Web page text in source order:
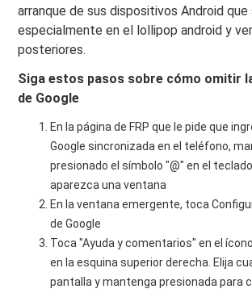
arranque de sus dispositivos Android
especialmente en el lollipop android y
posteriores.
Siga estos pasos sobre cómo omitir
de Google
En la página de FRP que le pide que
Google sincronizada en el teléfono,
presionado el símbolo "@" en el
aparezca una ventana
En la ventana emergente, toca
de Google
Toca "Ayuda y comentarios" en el
en la esquina superior derecha. Elija
pantalla y mantenga presionada para